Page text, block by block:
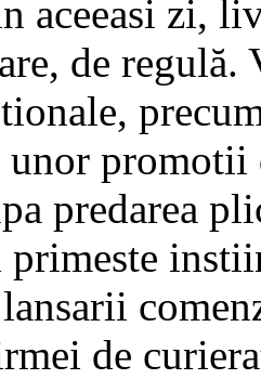
aceeasi zi,
de regulă.
unor
predarea
de